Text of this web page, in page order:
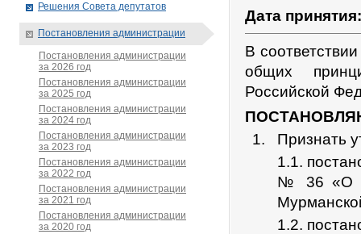
Дата
В
общих
Российской
Признать
1.1.
№ 36 «О
1.2.
Решения Совета депутатов
Постановления администрации
Постановления администрации
за 2026 год
Постановления администрации
за 2025 год
Постановления администрации
за 2024 год
Постановления администрации
за 2023 год
Постановления администрации
за 2022 год
Постановления администрации
за 2021 год
Постановления администрации
за 2020 год